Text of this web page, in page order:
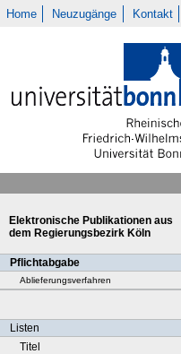
Home Neuzugänge Kontakt
Elektronische Publikationen aus
dem Regierungsbezirk Köln
Pflichtabgabe
Ablieferungsverfahren
Listen
Titel